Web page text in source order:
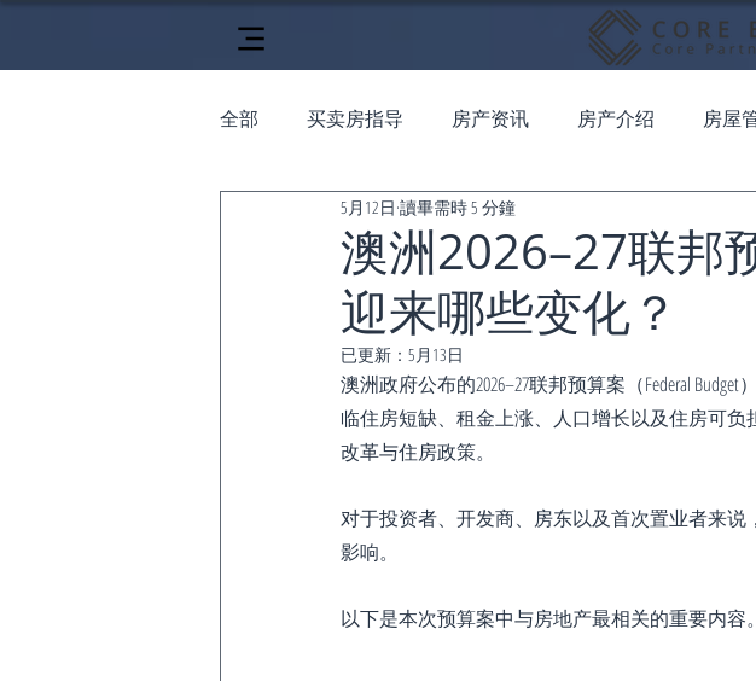
全部 买卖房指导 房产资讯 房产介绍 房屋
澳洲2026–27联邦
迎来哪些变化？
5月12日 讀畢需時 5 分鐘
已更新： 5月13日
澳洲政府公布的2026–27联邦预算案（Federal
临住房短缺、租金上涨、人口增长以及住房可
改革与住房政策。
对于投资者、开发商、房东以及首次置业者来
影响。
以下是本次预算案中与房地产最相关的重要内容。